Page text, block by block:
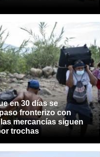
en 30 días se
fronterizo con
mercancías siguen
trochas